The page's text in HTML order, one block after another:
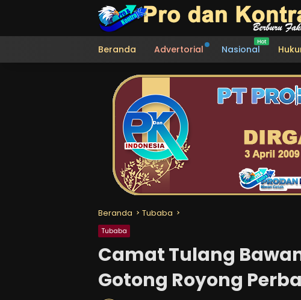
Beranda Advertorial Nasional
Beranda Tubaba
Tubaba
Camat Tulang
Gotong Royong